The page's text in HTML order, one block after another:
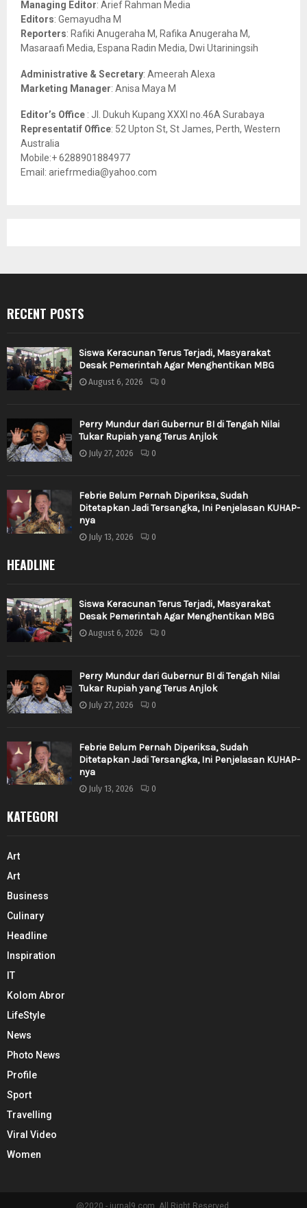
:
Managing Editor: Arief Rahman Media
Editors: Gemayudha M
Reporters: Rafiki Anugeraha M, Rafika Anugeraha M,
Masaraafi Media, Espana Radin Media, Dwi Utariningsih
Administrative & Secretary: Ameerah Alexa
Marketing Manager: Anisa Maya M
Editor’s Office : Jl. Dukuh Kupang XXXI no.46A Surabaya
Representatif Office: 52 Upton St, St James, Perth, Western
Australia
Mobile:+ 6288901884977
Email: ariefrmedia@yahoo.com
RECENT POSTS
Siswa Keracunan Terus Terjadi, Masyarakat
Desak Pemerintah Agar Menghentikan MBG
August 6, 2026 0
Perry Mundur dari Gubernur BI di Tengah Nilai
Tukar Rupiah yang Terus Anjlok
July 27, 2026 0
Febrie Belum Pernah Diperiksa, Sudah
Ditetapkan Jadi Tersangka, Ini Penjelasan KUHAP-
nya
July 13, 2026 0
HEADLINE
Siswa Keracunan Terus Terjadi, Masyarakat
Desak Pemerintah Agar Menghentikan MBG
August 6, 2026 0
Perry Mundur dari Gubernur BI di Tengah Nilai
Tukar Rupiah yang Terus Anjlok
July 27, 2026 0
Febrie Belum Pernah Diperiksa, Sudah
Ditetapkan Jadi Tersangka, Ini Penjelasan KUHAP-
nya
July 13, 2026 0
KATEGORI
Art
Art
Business
Culinary
Headline
Inspiration
IT
Kolom Abror
LifeStyle
News
Photo News
Profile
Sport
Travelling
Viral Video
Women
@2020 - jurnal9.com. All Right Reserved.